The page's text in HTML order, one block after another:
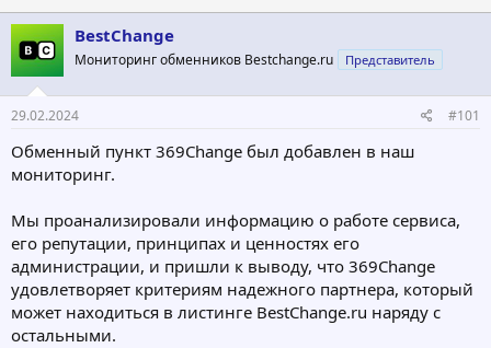
т
о
р
т
е
м
ы
т
а
а
ч
л
а
BestChange
Мониторинг обменников Bestchange.ru Представитель
29.02.2024 #101
Обменный пункт 369Change был добавлен в наш
мониторинг.
Мы проанализировали информацию о работе сервиса,
его репутации, принципах и ценностях его
администрации, и пришли к выводу, что 369Change
удовлетворяет критериям надежного партнера, который
может находиться в листинге BestChange.ru наряду с
остальными.